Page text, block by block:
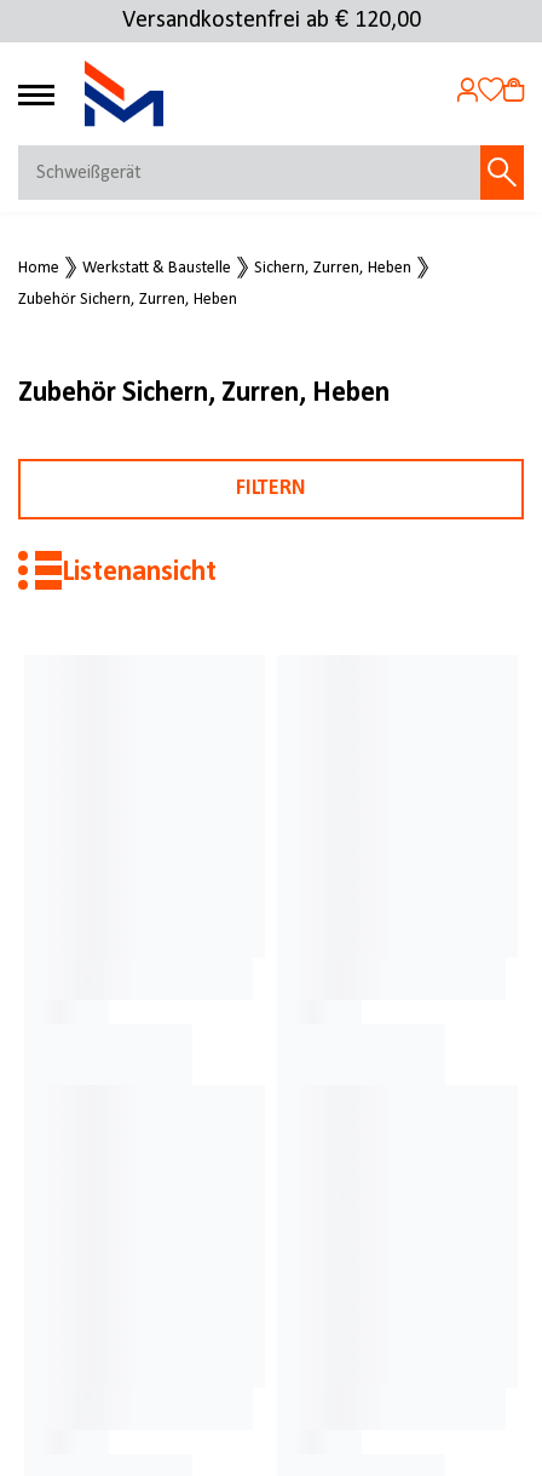
Versandkostenfrei ab € 120,00
4.72
MEIN KONTO
Jetzt anmelden
Home Werkstatt & Baustelle
Sichern, Zurren, Heben
Zubehör Sichern, Zurren, Heben
Zubehör Sichern, Zurren, Heben
FILTERN
Listenansicht